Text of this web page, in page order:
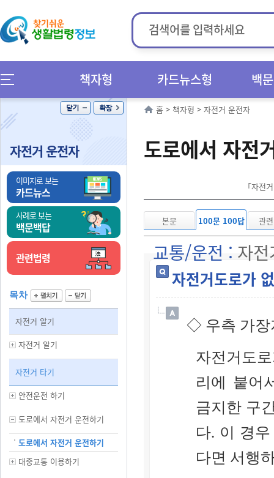
책자형 카드뉴스형 백
자전거 운전자
이미지로 보는
카드뉴스
사례로 보는
백문백답
관련법령
목차
자전거 알기
자전거 알기
자전거 타기
안전운전 하기
도로에서 자전거 운전하기
도로에서 자전거 운전하기
대중교통 이용하기
홈 > 책자형 > 자전거 운전자
도로에서 자전
「자전
본문 100문 100답 관
교통/운전 : 자
자전거도로가
◇ 우측 가장
자전거도
리에 붙어
금지한 구
다. 이 경
다면 서행